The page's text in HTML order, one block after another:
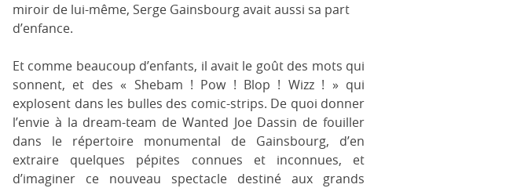
miroir de lui-même, Serge Gainsbourg avait aussi sa part
d’enfance.
Et comme beaucoup d’enfants, il avait le goût des mots qui
sonnent, et des « Shebam ! Pow ! Blop ! Wizz ! » qui
explosent dans les bulles des comic-strips. De quoi donner
l’envie à la dream-team de Wanted Joe Dassin de fouiller
dans le répertoire monumental de Gainsbourg, d’en
extraire quelques pépites connues et inconnues, et
d’imaginer ce nouveau spectacle destiné aux grands